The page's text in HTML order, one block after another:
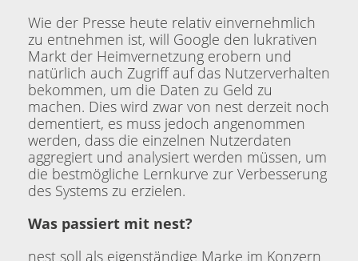
Wie der Presse heute relativ einvernehmlich
zu entnehmen ist, will Google den lukrativen
Markt der Heimvernetzung erobern und
natürlich auch Zugriff auf das Nutzerverhalten
bekommen, um die Daten zu Geld zu
machen. Dies wird zwar von nest derzeit noch
dementiert, es muss jedoch angenommen
werden, dass die einzelnen Nutzerdaten
aggregiert und analysiert werden müssen, um
die bestmögliche Lernkurve zur Verbesserung
des Systems zu erzielen.
Was passiert mit nest?
nest soll als eigenständige Marke im Konzern